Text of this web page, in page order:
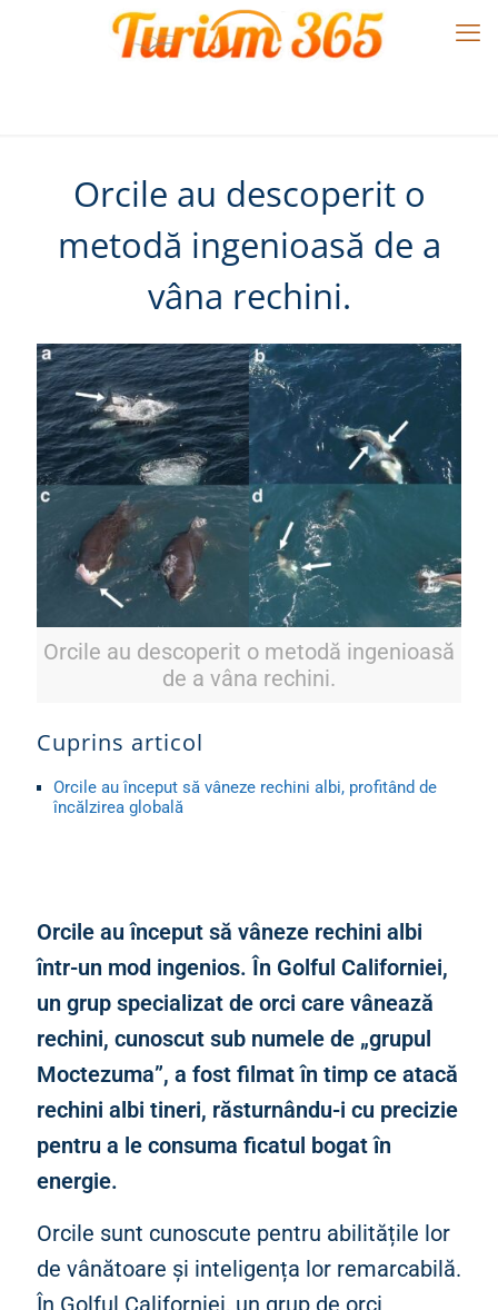
Orcile au descoperit o
metodă ingenioasă de a
vâna rechini.
Orcile au descoperit o metodă ingenioasă
de a vâna rechini.
Cuprins articol
Orcile au început să vâneze rechini albi, profitând de
încălzirea globală
Orcile au început să vâneze rechini albi
într-un mod ingenios. În Golful Californiei,
un grup specializat de orci care vânează
rechini, cunoscut sub numele de „grupul
Moctezuma”, a fost filmat în timp ce atacă
rechini albi tineri, răsturnându-i cu precizie
pentru a le consuma ficatul bogat în
energie.
Orcile sunt cunoscute pentru abilitățile lor
de vânătoare și inteligența lor remarcabilă.
În Golful Californiei, un grup de orci